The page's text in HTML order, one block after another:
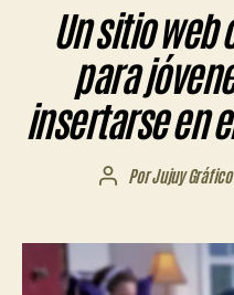
Un sitio
para
insertarse en
Autor
entrada
PorJujuy Gráfico